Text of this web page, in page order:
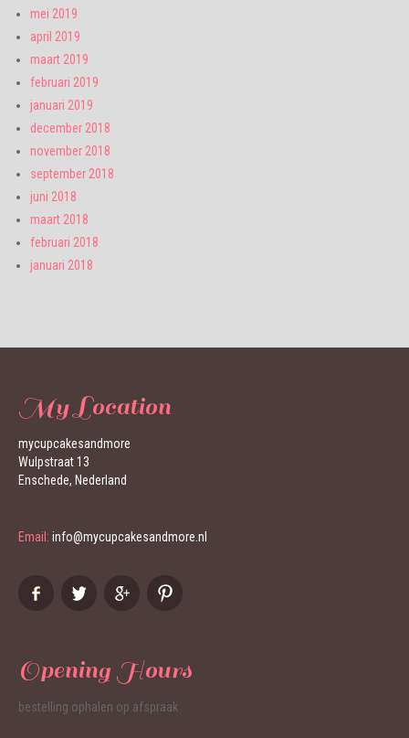
mei 2019
april 2019
maart 2019
februari 2019
januari 2019
december 2018
november 2018
september 2018
juni 2018
maart 2018
februari 2018
januari 2018
My Location
mycupcakesandmore
Wulpstraat 13
Enschede, Nederland
Email: info@mycupcakesandmore.nl
Opening Hours
bestelling ophalen op afspraak